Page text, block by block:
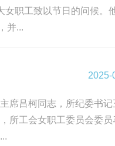
职工致以节日的问候。
并...
2025-
席吕柯同志，所纪委书记
所工会女职工委员会委员